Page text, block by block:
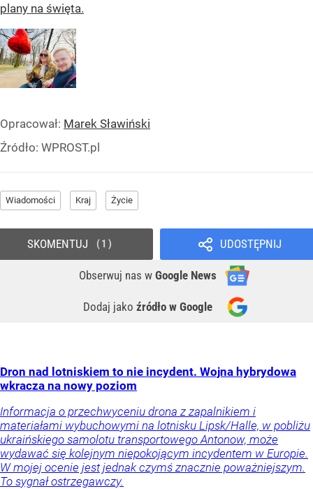
plany na święta.
Opracował: Marek Sławiński
Źródło: WPROST.pl
Wiadomości Kraj Życie
UDOSTĘPNIJ
Obserwuj nas w Google News
Dodaj jako źródło w Google
SKOMENTUJ 1
Dron nad lotniskiem to nie incydent. Wojna hybrydowa
wkracza na nowy poziom
Informacja o przechwyceniu drona z zapalnikiem i
materiałami wybuchowymi na lotnisku Lipsk/Halle, w pobliżu
ukraińskiego samolotu transportowego Antonow, może
wydawać się kolejnym niepokojącym incydentem w Europie.
W mojej ocenie jest jednak czymś znacznie poważniejszym.
To sygnał ostrzegawczy.